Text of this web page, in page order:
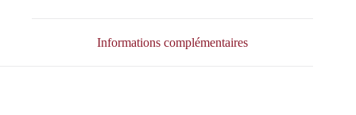
Informations complémentaires